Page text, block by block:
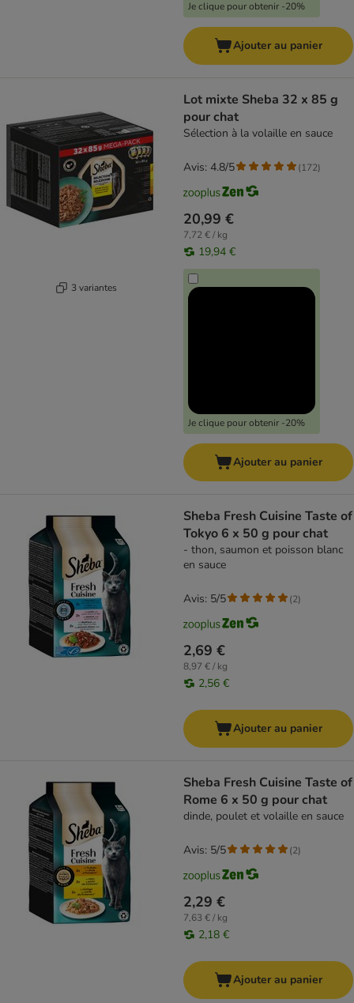
Je clique pour obtenir -20%
Ajouter au panier
3 variantes
Lot mixte Sheba 32 x 85 g
pour chat
Sélection à la volaille en sauce
20,99 €
7,72 € / kg
19,94 €
Je clique pour obtenir -20%
Avis: 4.8/5 (172)
Ajouter au panier
Sheba Fresh Cuisine Taste of
Tokyo 6 x 50 g pour chat
- thon, saumon et poisson blanc
en sauce
2,69 €
8,97 € / kg
2,56 €
Avis: 5/5 (2)
Ajouter au panier
Sheba Fresh Cuisine Taste of
Rome 6 x 50 g pour chat
dinde, poulet et volaille en sauce
2,29 €
7,63 € / kg
2,18 €
Avis: 5/5 (2)
Ajouter au panier